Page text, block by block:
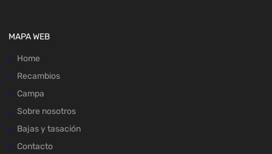
MAPA WEB
Home
Recambios
Campa
Sobre nosotros
Bajas y tasación
Contacto